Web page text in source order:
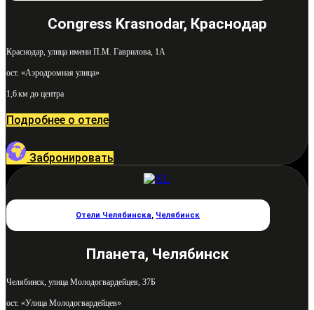
Congress Krasnodar, Краснодар
Краснодар, улица имени П.М. Гаврилова, 1А
ост. «Аэродромная улица»
1,6 км до центра
Подробнее о отеле
Забронировать
Отели Челябинска, Челябинск
Планета, Челябинск
Челябинск, улица Молодогвардейцев, 37Б
ост. «Улица Молодогвардейцев»